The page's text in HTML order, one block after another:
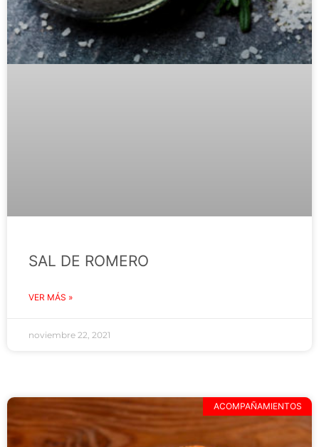
SAL DE ROMERO
VER MÁS »
noviembre 22, 2021
ACOMPAÑAMIENTOS